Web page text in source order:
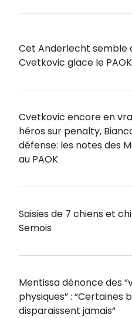
Cet Anderlecht semble
Cvetkovic glace le
Cvetkovic encore en
héros sur penalty,
défense: les notes des
au PAOK
Saisies de 7 chiens et
Semois
Mentissa dénonce des
physiques” : “Certaines
disparaissent jamais“